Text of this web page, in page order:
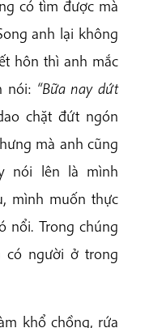
có tìm được mà
anh lại không
hôn thì anh mắc
nói: “Bữa nay dứt
chặt đứt ngón
mà anh cũng
nói lên là mình
mình muốn thực
nổi. Trong chúng
có người ở trong
khổ chồng, rứa